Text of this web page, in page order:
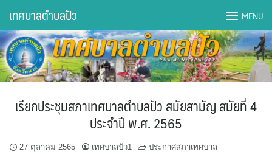
content
DWQA Ask Question
DWQA Questions
กองการศึกษา
กองคลัง
เทศบาลตำบลปัว MENU
เรียกประชุมสภาเทศบาลตำบลปัว สมัยสามัญ สมัยที่ 4
ประจำปี พ.ศ. 2565
27 ตุลาคม 2565 เทศบาลปัว1 ประกาศสภาเทศบาล